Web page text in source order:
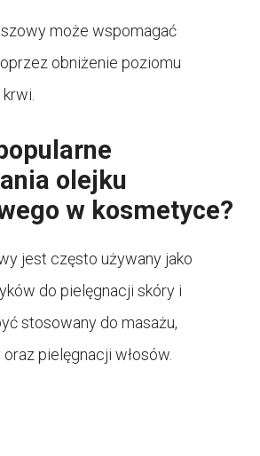
może wspomagać
obniżenie poziomu
olejku
w kosmetyce?
jest często używany jako
do pielęgnacji skóry i
stosowany do masażu,
pielęgnacji włosów.